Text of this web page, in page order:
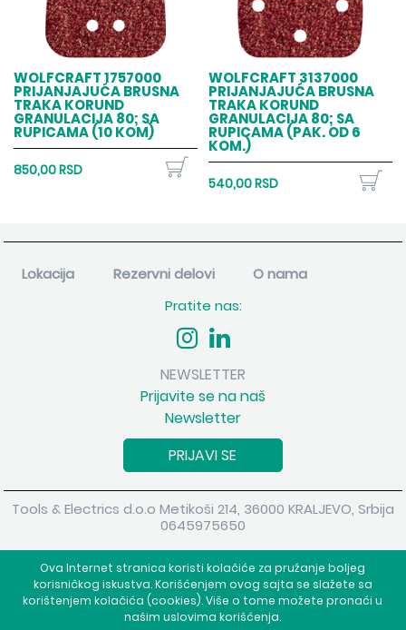
Ova Internet stranica koristi kolačiće za pružanje boljeg
korisničkog iskustva. Korišćenjem ovog sajta se slažete sa
korištenjem kolačića (cookies). Više o tome možete pronaći u
našim uslovima korišćenja.
WOLFCRAFT 1757000
PRIJANJAJUĆA BRUSNA
TRAKA KORUND
GRANULACIJA 80; SA
RUPICAMA (10 KOM)
850,00 RSD
WOLFCRAFT 3137000
PRIJANJAJUĆA BRUSNA
TRAKA KORUND
GRANULACIJA 80; SA
RUPICAMA (PAK. OD 6
KOM.)
540,00 RSD
Lokacija Rezervni delovi
O nama
Pratite nas:
NEWSLETTER
Prijavite se na naš
Newsletter
PRIJAVI SE
Tools & Electrics d.o.o Metikoši 214, 36000 KRALJEVO, Srbija
0645975650
Powered byshopen.com